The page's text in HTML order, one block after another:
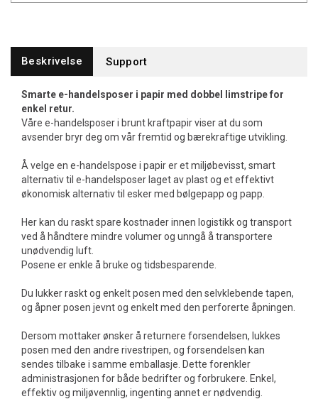
Beskrivelse Support
Smarte e-handelsposer i papir med dobbel limstripe for
enkel retur.
Våre e-handelsposer i brunt kraftpapir viser at du som
avsender bryr deg om vår fremtid og bærekraftige utvikling.
Å velge en e-handelspose i papir er et miljøbevisst, smart
alternativ til e-handelsposer laget av plast og et effektivt
økonomisk alternativ til esker med bølgepapp og papp.
Her kan du raskt spare kostnader innen logistikk og transport
ved å håndtere mindre volumer og unngå å transportere
unødvendig luft.
Posene er enkle å bruke og tidsbesparende.
Du lukker raskt og enkelt posen med den selvklebende tapen,
og åpner posen jevnt og enkelt med den perforerte åpningen.
Dersom mottaker ønsker å returnere forsendelsen, lukkes
posen med den andre rivestripen, og forsendelsen kan
sendes tilbake i samme emballasje. Dette forenkler
administrasjonen for både bedrifter og forbrukere. Enkel,
effektiv og miljøvennlig, ingenting annet er nødvendig.